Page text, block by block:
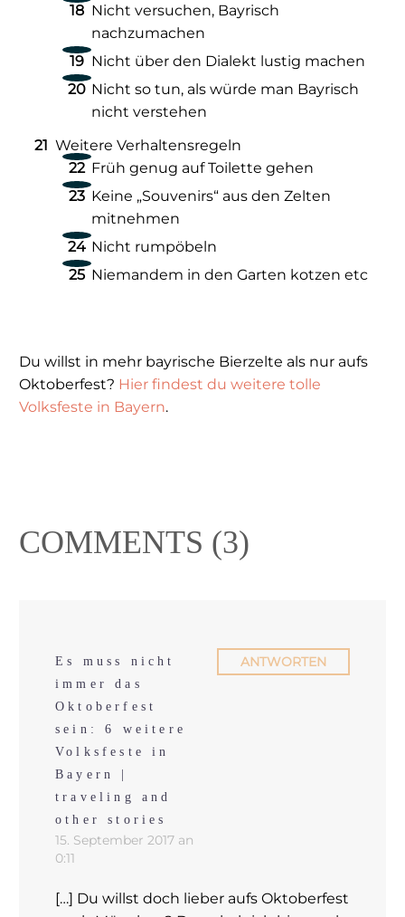
Nicht versuchen, Bayrisch
nachzumachen
Nicht über den Dialekt lustig machen
Nicht so tun, als würde man Bayrisch
nicht verstehen
Weitere Verhaltensregeln
Früh genug auf Toilette gehen
Keine „Souvenirs“ aus den Zelten
mitnehmen
Nicht rumpöbeln
Niemandem in den Garten kotzen etc
Du willst in mehr bayrische Bierzelte als nur aufs
Oktoberfest? Hier findest du weitere tolle
Volksfeste in Bayern.
COMMENTS (3)
Es muss nicht
immer das
Oktoberfest
sein: 6 weitere
Volksfeste in
Bayern |
traveling and
other stories
15. September 2017 an
0:11
ANTWORTEN
[…] Du willst doch lieber aufs Oktoberfest